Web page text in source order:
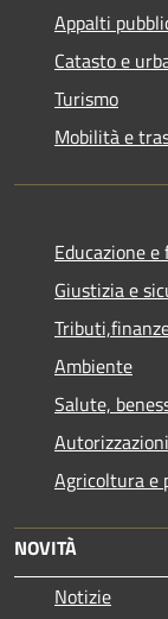
Appalti
Catasto e
Turismo
Mobilità e
Educazione
Giustizia e
Ambiente
Salute,
Autorizzazioni
Agricoltura e
NOVITÀ
Notizie